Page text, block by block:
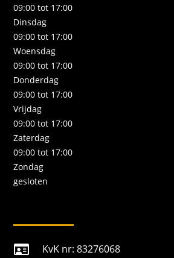
09:00 tot 17:00
Dinsdag
09:00 tot 17:00
Woensdag
09:00 tot 17:00
Donderdag
09:00 tot 17:00
Vrijdag
09:00 tot 17:00
Zaterdag
09:00 tot 17:00
Zondag
gesloten
 KvK nr: 83276068